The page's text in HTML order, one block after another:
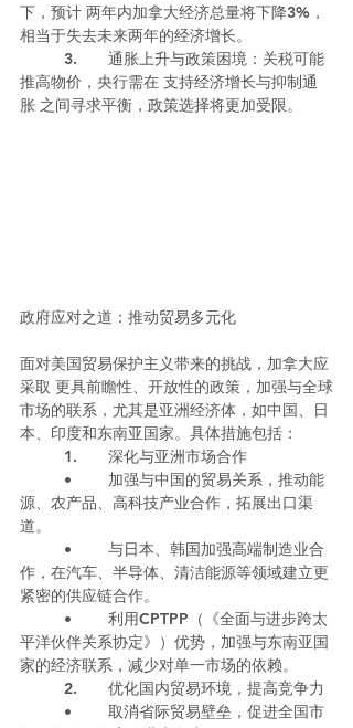
下，预计 两年内加拿大经济总量将下降3%，
相当于失去未来两年的经济增长。
推高物价，央行需在 支持经济增长与抑制通
胀 之间寻求平衡，政策选择将更加受限。
政府应对之道：推动贸易多元化
面对美国贸易保护主义带来的挑战，加拿大应
采取 更具前瞻性、开放性的政策，加强与全球
市场的联系，尤其是亚洲经济体，如中国、日
本、印度和东南亚国家。具体措施包括：
	1.	深化与亚洲市场合作
源、农产品、高科技产业合作，拓展出口渠
道。
作，在汽车、半导体、清洁能源等领域建立更
紧密的供应链合作。
平洋伙伴关系协定》）优势，加强与东南亚国
家的经济联系，减少对单一市场的依赖。
	2.	优化国内贸易环境，提高竞争力